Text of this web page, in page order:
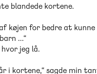
blandede kortene.
køjen for bedre at kunne
...“
jeg lå.
i kortene,“ sagde min